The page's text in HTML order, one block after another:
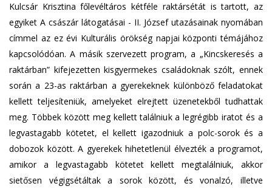
Kulcsár Krisztina főlevéltáros kétféle raktársétát is tartott, az
egyiket A császár látogatásai - II. József utazásainak nyomában
címmel az ez évi Kulturális örökség napjai központi témájához
kapcsolódóan. A másik szervezett program, a „Kincskeresés a
raktárban” kifejezetten kisgyermekes családoknak szólt, ennek
során a 23-as raktárban a gyerekeknek különböző feladatokat
kellett teljesíteniük, amelyeket elrejtett üzenetekből tudhattak
meg. Többek között meg kellett találniuk a legrégibb iratot és a
legvastagabb kötetet, el kellett igazodniuk a polc-sorok és a
dobozok között. A gyerekek hihetetlenül élvezték a programot,
amikor a legvastagabb kötetet kellett megtalálniuk, akkor
sietősen végigsétáltak a sorok között, és vonalzó, illetve